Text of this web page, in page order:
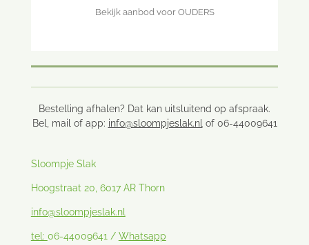
Bekijk aanbod voor OUDERS
Bestelling afhalen? Dat kan uitsluitend op afspraak.
Bel, mail of app: info@sloompjeslak.nl of 06-44009641
Sloompje Slak
Hoogstraat 20, 6017 AR Thorn
info@sloompjeslak.nl
tel: 06-44009641 / Whatsapp